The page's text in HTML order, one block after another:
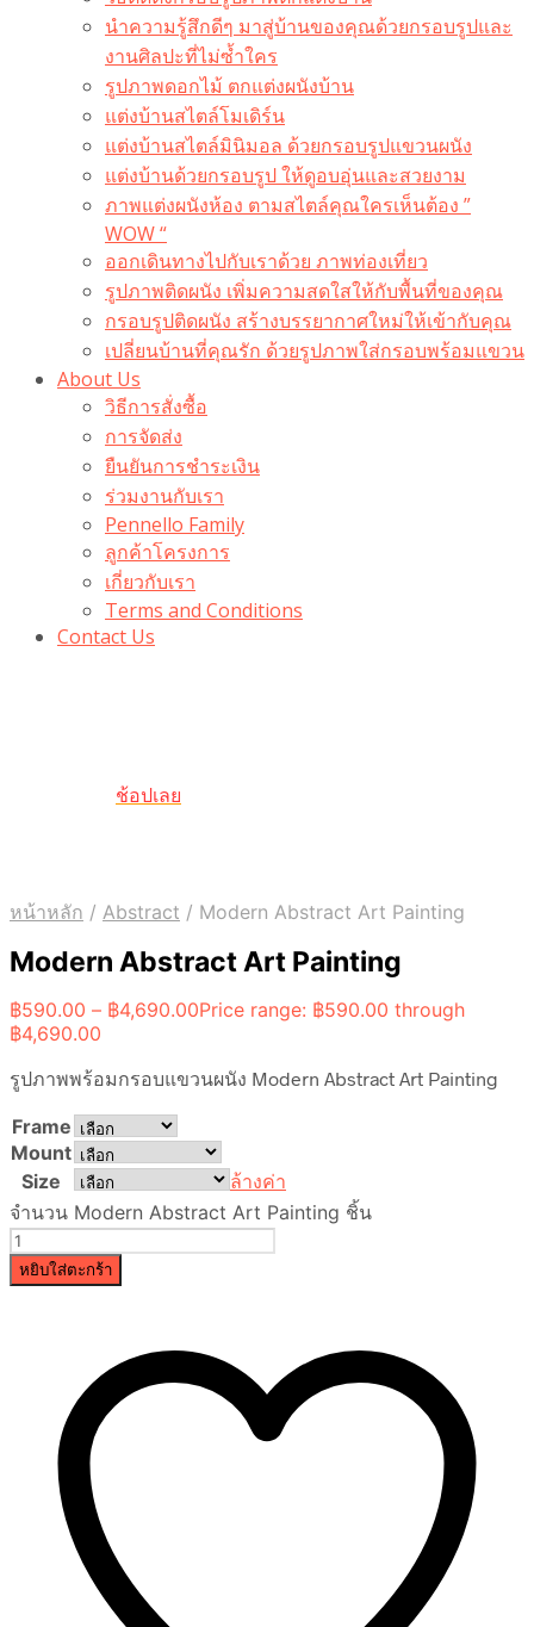
นำความรู้สึกดีๆ มาสู่บ้านของคุณด้วยกรอบรูปและ
งานศิลปะที่ไม่ซ้ำใคร
รูปภาพดอกไม้ ตกแต่งผนังบ้าน
แต่งบ้านสไตล์โมเดิร์น
แต่งบ้านสไตล์มินิมอล ด้วยกรอบรูปแขวนผนัง
แต่งบ้านด้วยกรอบรูป ให้ดูอบอุ่นและสวยงาม
ภาพแต่งผนังห้อง ตามสไตล์คุณใครเห็นต้อง ”
WOW “
ออกเดินทางไปกับเราด้วย ภาพท่องเที่ยว
รูปภาพติดผนัง เพิ่มความสดใสให้กับพื้นที่ของคุณ
กรอบรูปติดผนัง สร้างบรรยากาศใหม่ให้เข้ากับคุณ
เปลี่ยนบ้านที่คุณรัก ด้วยรูปภาพใส่กรอบพร้อมแขวน​
About Us
วิธีการสั่งซื้อ
การจัดส่ง
ยืนยันการชำระเงิน
ร่วมงานกับเรา
Pennello Family
ลูกค้าโครงการ
เกี่ยวกับเรา
Terms and Conditions
Contact Us
ช้อปเลย
หน้าหลัก / Abstract / Modern Abstract Art Painting
Modern Abstract Art Painting
฿590.00 – ฿4,690.00Price range: ฿590.00 through
฿4,690.00
รูปภาพพร้อมกรอบแขวนผนัง Modern Abstract Art Painting
Frame
Mount
Size
ล้างค่า
จำนวน Modern Abstract Art Painting ชิ้น
หยิบใส่ตะกร้า